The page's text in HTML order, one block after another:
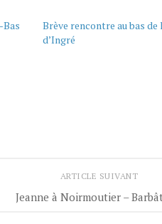
Brève rencontre au bas de
d’Ingré
ARTICLE SUIVANT
Jeanne à Noirmoutier –